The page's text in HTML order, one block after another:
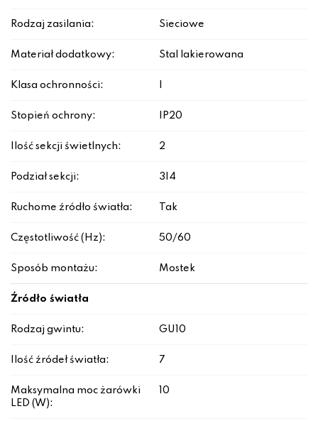
Rodzaj zasilania: Sieciowe
Materiał dodatkowy: Stal lakierowana
Klasa ochronności:
Stopień ochrony: IP20
Ilość sekcji świetlnych: 2
Podział sekcji: 3|4
Ruchome źródło światła: Tak
Częstotliwość (Hz): 50/60
Sposób montażu: Mostek
Źródło światła
Rodzaj gwintu: GU10
Ilość źródeł światła: 7
Maksymalna moc żarówki
LED (W):
10